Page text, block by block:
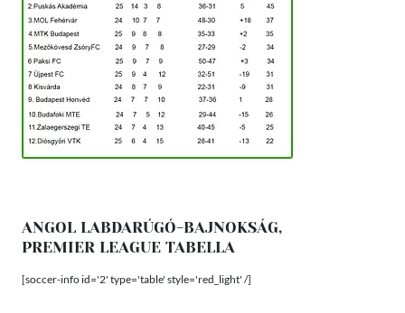
ANGOL LABDARÚGÓ-BAJNOKSÁG,
PREMIER LEAGUE TABELLA
[soccer-info id='2' type='table' style='red_light' /]